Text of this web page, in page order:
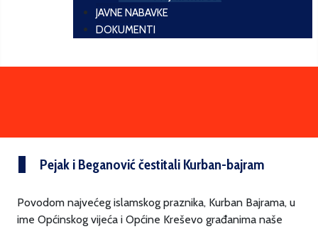
JAVNE NABAVKE
DOKUMENTI
Pejak i Beganović čestitali Kurban-bajram
Povodom najvećeg islamskog praznika, Kurban Bajrama, u
ime Općinskog vijeća i Općine Kreševo građanima naše